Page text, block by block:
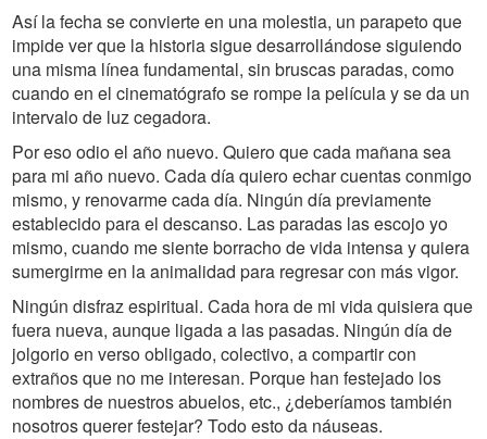
Así la fecha se convierte en una molestia, un parapeto que
impide ver que la historia sigue desarrollándose siguiendo
una misma línea fundamental, sin bruscas paradas, como
cuando en el cinematógrafo se rompe la película y se da un
intervalo de luz cegadora.
Por eso odio el año nuevo. Quiero que cada mañana sea
para mi año nuevo. Cada día quiero echar cuentas conmigo
mismo, y renovarme cada día. Ningún día previamente
establecido para el descanso. Las paradas las escojo yo
mismo, cuando me siente borracho de vida intensa y quiera
sumergirme en la animalidad para regresar con más vigor.
Ningún disfraz espiritual. Cada hora de mi vida quisiera que
fuera nueva, aunque ligada a las pasadas. Ningún día de
jolgorio en verso obligado, colectivo, a compartir con
extraños que no me interesan. Porque han festejado los
nombres de nuestros abuelos, etc., ¿deberíamos también
nosotros querer festejar? Todo esto da náuseas.